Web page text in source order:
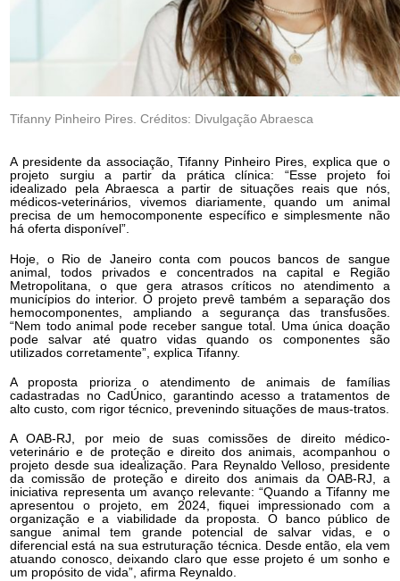
Tifanny Pinheiro Pires. Créditos: Divulgação Abraesca
A presidente da associação, Tifanny Pinheiro Pires, explica que o
projeto surgiu a partir da prática clínica: “Esse projeto foi
idealizado pela Abraesca a partir de situações reais que nós,
médicos-veterinários, vivemos diariamente, quando um animal
precisa de um hemocomponente específico e simplesmente não
há oferta disponível”.
Hoje, o Rio de Janeiro conta com poucos bancos de sangue
animal, todos privados e concentrados na capital e Região
Metropolitana, o que gera atrasos críticos no atendimento a
municípios do interior. O projeto prevê também a separação dos
hemocomponentes, ampliando a segurança das transfusões.
“Nem todo animal pode receber sangue total. Uma única doação
pode salvar até quatro vidas quando os componentes são
utilizados corretamente”, explica Tifanny.
A proposta prioriza o atendimento de animais de famílias
cadastradas no CadÚnico, garantindo acesso a tratamentos de
alto custo, com rigor técnico, prevenindo situações de maus-tratos.
A OAB-RJ, por meio de suas comissões de direito médico-
veterinário e de proteção e direito dos animais, acompanhou o
projeto desde sua idealização. Para Reynaldo Velloso, presidente
da comissão de proteção e direito dos animais da OAB-RJ, a
iniciativa representa um avanço relevante: “Quando a Tifanny me
apresentou o projeto, em 2024, fiquei impressionado com a
organização e a viabilidade da proposta. O banco público de
sangue animal tem grande potencial de salvar vidas, e o
diferencial está na sua estruturação técnica. Desde então, ela vem
atuando conosco, deixando claro que esse projeto é um sonho e
um propósito de vida”, afirma Reynaldo.